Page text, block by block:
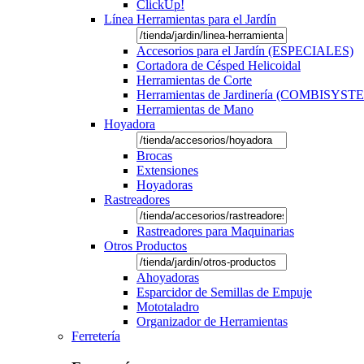
ClickUp!
Línea Herramientas para el Jardín
Accesorios para el Jardín (ESPECIALES)
Cortadora de Césped Helicoidal
Herramientas de Corte
Herramientas de Jardinería
Herramientas de Mano
Hoyadora
Brocas
Extensiones
Hoyadoras
Rastreadores
Rastreadores para Maquinarias
Otros Productos
Ahoyadoras
Esparcidor de Semillas de Empuje
Mototaladro
Organizador de Herramientas
Ferretería